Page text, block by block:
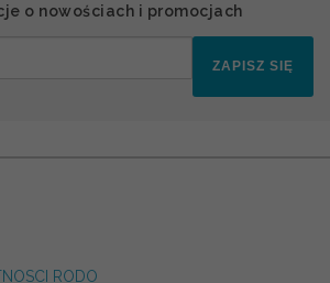
o nowościach i promocjach
ZAPISZ SIĘ
RODO